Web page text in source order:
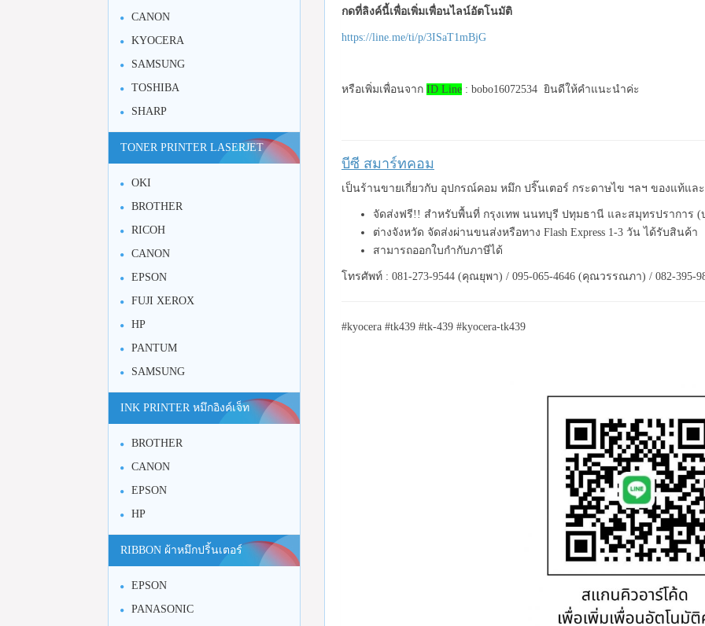
กดที่ลิงค์นี้เพื่อเพิ่มเพื่อนไลน์อัตโนมัติ
https://line.me/ti/p/3ISaT1mBjG
หรือเพิ่มเพื่อนจาก ID Line : bobo16072534 ยินดีให้คำแนะนำค่ะ
บีซี สมาร์ทคอม
เป็นร้านขายเกี่ยวกับ อุปกรณ์คอม หมึก ปริ๊นเตอร์ กระดาษไข ฯลฯ ของแท้แล
จัดส่งฟรี!! สำหรับพื้นที่ กรุงเทพ นนทบุรี ปทุมธานี และสมุทรปราการ (
ต่างจังหวัด จัดส่งผ่านขนส่งหรือทาง Flash Express 1-3 วัน ได้รับสินค้า
สามารถออกใบกำกับภาษีได้
โทรศัพท์ : 081-273-9544 (คุณยุพา) / 095-065-4646 (คุณวรรณภา) / 082-395-
#kyocera #tk439 #tk-439 #kyocera-tk439
CANON
KYOCERA
SAMSUNG
TOSHIBA
SHARP
TONER PRINTER LASERJET
OKI
BROTHER
RICOH
CANON
EPSON
FUJI XEROX
HP
PANTUM
SAMSUNG
INK PRINTER หมึกอิงค์เจ็ท
BROTHER
CANON
EPSON
HP
RIBBON ผ้าหมึกปริ้นเตอร์
EPSON
PANASONIC